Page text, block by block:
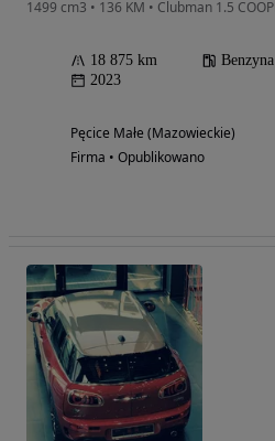
18 875 km Benzyna
2023
Pęcice Małe (Mazowieckie)
Firma • Opublikowano